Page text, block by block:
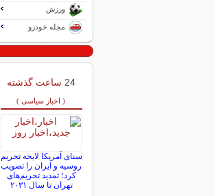
ورزش
مجله خودرو
24 ساعت گذشته
( اخبار سیاسی )
سنای آمریکا لایحه تحریم
روسیه و ایران را تصویب
کرد؛ تمدید تحریم‌های
تهران تا سال ۲۰۳۱